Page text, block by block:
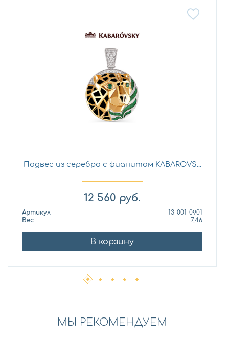
Подвес из серебра с фианитом KABAROVS...
12 560 руб.
Артикул
13-001-0901
Вес
7,46
В корзину
МЫ РЕКОМЕНДУЕМ